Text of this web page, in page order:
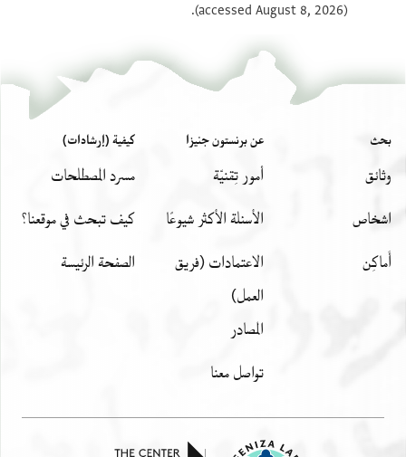
عرض :T-S NS 271.200(accessed August 8, 2026).
بحث
وثائق
اشخاص
أَماكِن
عن برنستون جنيزا
أمور تِقنيّة
الأسئلة الأكثر شيوعًا
الاعتمادات (فريق
العمل)
المصادر
تواصل معنا
كيفية (إرشادات)
مسرد المصطلحات
كيف تبحث في موقعنا؟
الصفحة الرئيسة